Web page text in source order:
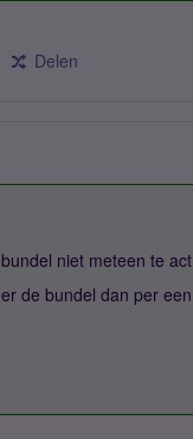
Delen
niet meteen te
de bundel dan per